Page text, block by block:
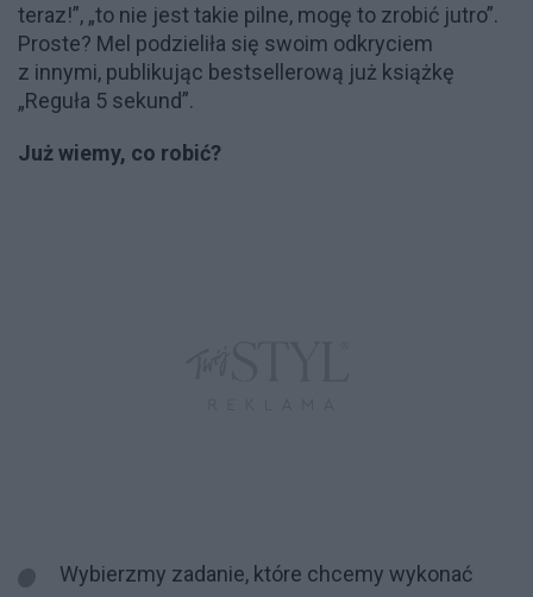
teraz!”, „to nie jest takie pilne, mogę to zrobić jutro”.
Proste? Mel podzieliła się swoim odkryciem
z innymi, publikując bestsellerową już książkę
„Reguła 5 sekund”.
Już wiemy, co robić?
Wybierzmy zadanie, które chcemy wykonać